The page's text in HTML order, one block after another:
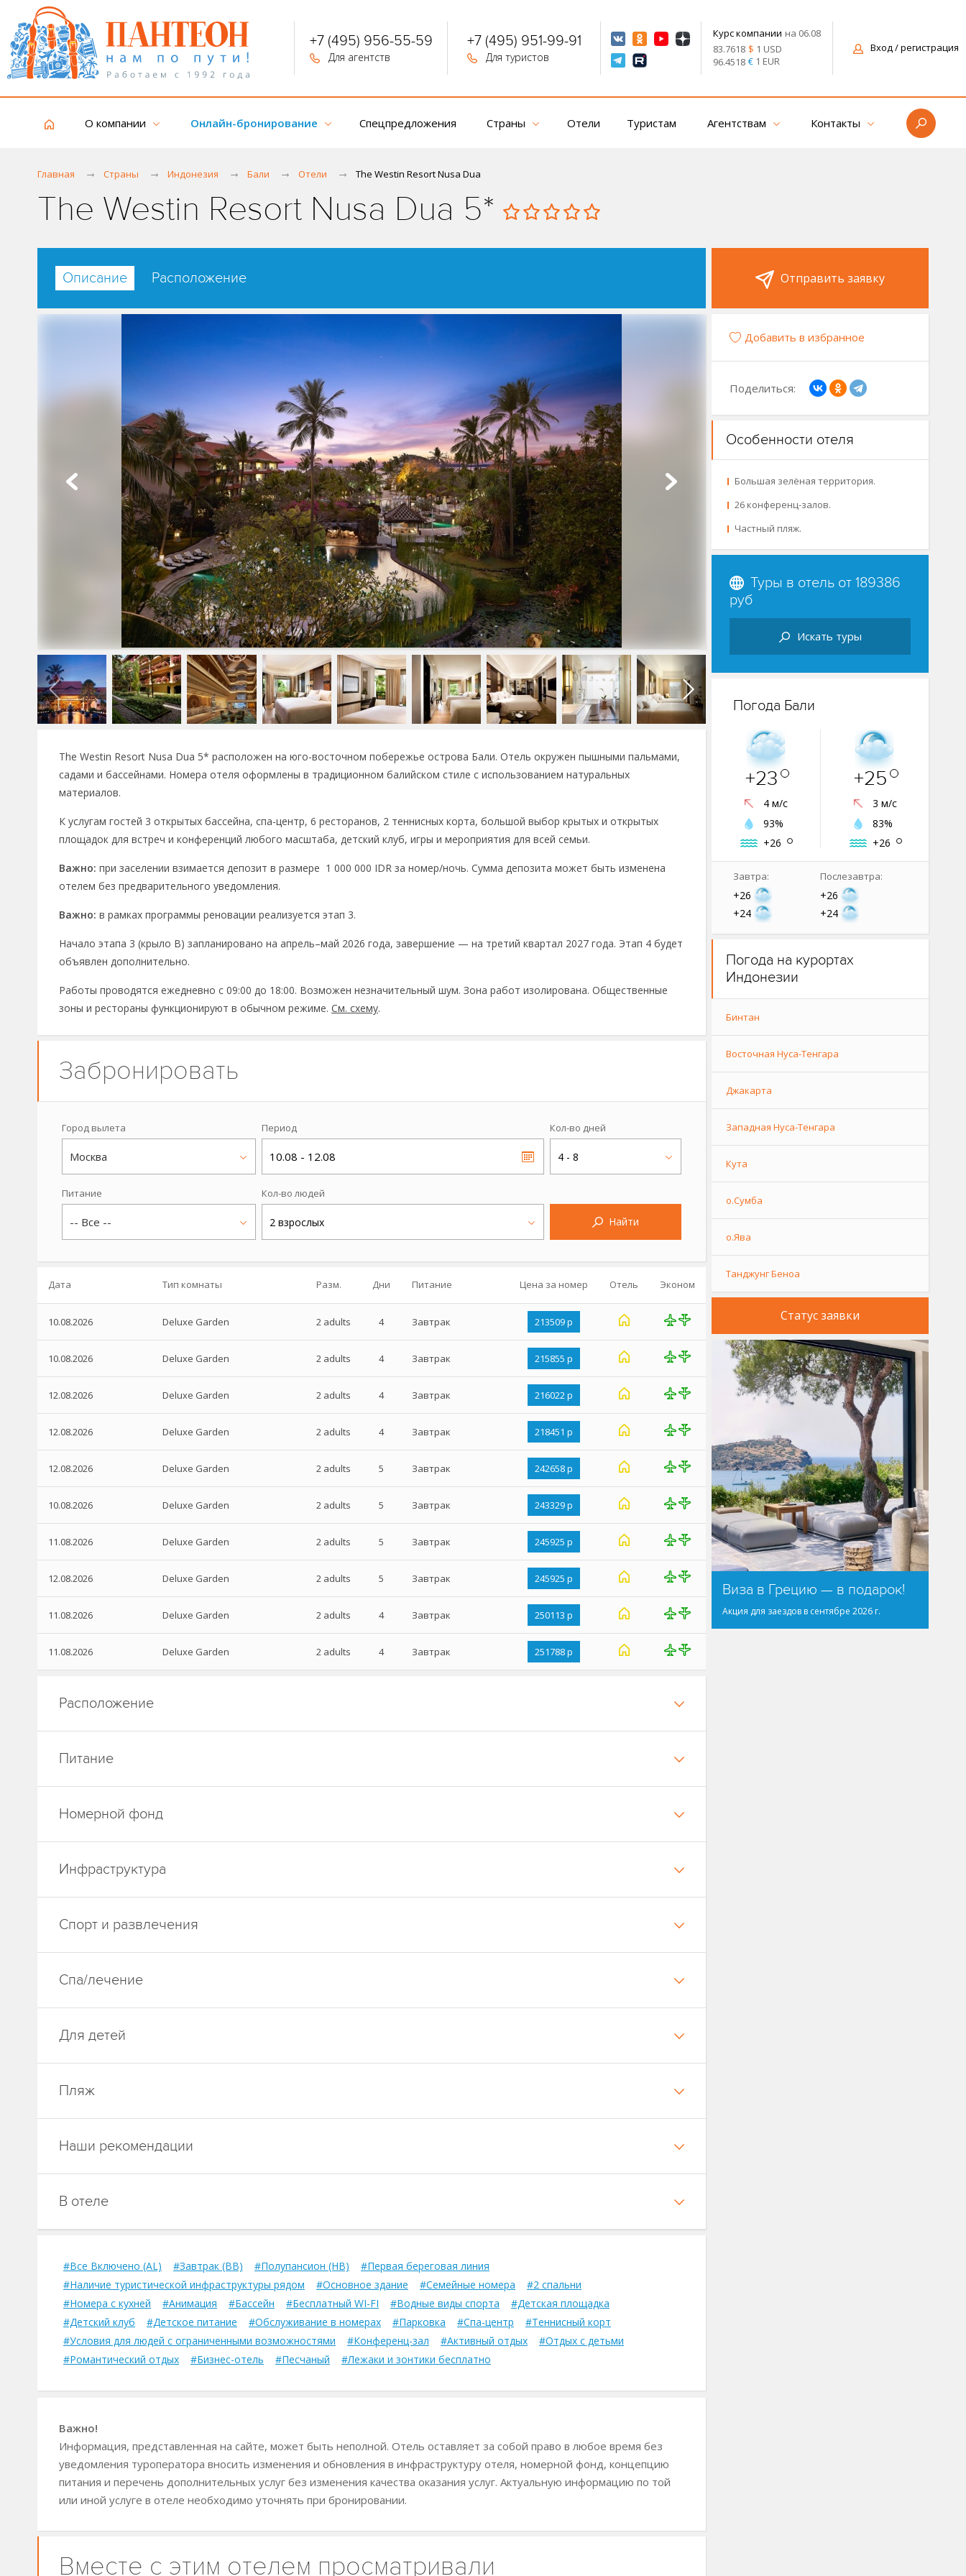
+7 (495) 956-55-59
Для агентств
+7 (495) 951-99-91
Для туристов
Курс компании на 06.08
83.7618 $ 1 USD
96.4518 €1 EUR
Вход/ регистрация
О компании Онлайн-бронирование Спецпредложения Страны Отели Туристам Агентствам Контакты
Главная Страны Индонезия Бали Отели The Westin Resort Nusa Dua
The Westin Resort Nusa Dua 5*
Описание Расположение
The Westin Resort Nusa Dua 5* расположен на юго-восточном побережье острова Бали. Отель окружен пышными пальмами,
садами и бассейнами. Номера отеля оформлены в традиционном балийском стиле с использованием натуральных
материалов.
К услугам гостей 3 открытых бассейна, спа-центр, 6 ресторанов, 2 теннисных корта, большой выбор крытых и открытых
площадок для встреч и конференций любого масштаба, детский клуб, игры и мероприятия для всей семьи.
Важно: при заселении взимается депозит в размере 1 000 000 IDR за номер/ночь. Сумма депозита может быть изменена
отелем без предварительного уведомления.
Важно: в рамках программы реновации реализуется этап 3.
Начало этапа 3 (крыло B) запланировано на апрель–май 2026 года, завершение — на третий квартал 2027 года. Этап 4 будет
объявлен дополнительно.
Работы проводятся ежедневно с 09:00 до 18:00. Возможен незначительный шум. Зона работ изолирована. Общественные
зоны и рестораны функционируют в обычном режиме. См. схему.
Забронировать
Город вылета
Москва
Период
10.08 - 12.08
Кол-во дней
4 - 8
Питание
-- Все --
Кол-во людей
2 взрослых Найти
Дата Тип комнаты Разм. Дни Питание Цена за номер Отель Эконом
10.08.2026 Deluxe Garden 2 adults 4 Завтрак 213509 р
10.08.2026 Deluxe Garden 2 adults 4 Завтрак 215855 р
12.08.2026 Deluxe Garden 2 adults 4 Завтрак 216022 р
12.08.2026 Deluxe Garden 2 adults 4 Завтрак 218451 р
12.08.2026 Deluxe Garden 2 adults 5 Завтрак 242658 р
10.08.2026 Deluxe Garden 2 adults 5 Завтрак 243329 р
11.08.2026 Deluxe Garden 2 adults 5 Завтрак 245925 р
12.08.2026 Deluxe Garden 2 adults 5 Завтрак 245925 р
11.08.2026 Deluxe Garden 2 adults 4 Завтрак 250113 р
11.08.2026 Deluxe Garden 2 adults 4 Завтрак 251788 р
Расположение
Питание
Номерной фонд
Инфраструктура
Спорт и развлечения
Спа/лечение
Для детей
Пляж
Наши рекомендации
В отеле
#Все Включено (AL) #Завтрак (BB) #Полупансион (HB)
#Первая береговая линия
#Наличие туристической инфраструктуры рядом
#Основное здание #Семейные номера
#2 спальни
#Номера с кухней
#Анимация #Бассейн #Бесплатный WI-FI #Водные виды спорта
#Детская площадка
#Детский клуб
#Детское питание #Обслуживание в номерах #Парковка #Спа-центр
#Теннисный корт
#Условия для людей с ограниченными возможностями
#Конференц-зал #Активный отдых
#Отдых с детьми
#Романтический отдых
#Бизнес-отель #Песчаный #Лежаки и зонтики бесплатно
Важно!
Информация, представленная на сайте, может быть неполной. Отель оставляет за собой право в любое время без
уведомления туроператора вносить изменения и обновления в инфраструктуру отеля, номерной фонд, концепцию
питания и перечень дополнительных услуг без изменения качества оказания услуг. Актуальную информацию по той
или иной услуге в отеле необходимо уточнять при бронировании.
Вместе с этим отелем просматривали
Отправить заявку
Добавить в избранное
Поделиться:
Особенности отеля
Большая зелёная территория.
26 конференц-залов.
Частный пляж.
Туры в отель от 189386
руб
Искать туры
Погода Бали
+23
4 м/с
93%
+26
+25
3 м/с
83%
+26
Завтра:
+26
+24
Послезавтра:
+26
+24
Погода на курортах
Индонезии
Бинтан
Восточная Нуса-Тенгара
Джакарта
Западная Нуса-Тенгара
Кута
о.Сумба
о.Ява
Танджунг Беноа
Статус заявки
Виза в Грецию — в подарок!
Акция для заездов в сентябре 2026 г.